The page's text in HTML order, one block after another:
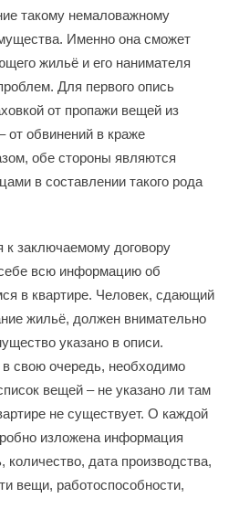
такому немаловажному
Именно она сможет
жильё и его нанимателя
Для первого опись
от пропажи вещей из
от обвинений в краже
обе стороны являются
в составлении такого рода
к заключаемому договору
всю информацию об
в квартире. Человек, сдающий
жильё, должен внимательно
указано в описи.
свою очередь, необходимо
вещей – не указано ли там
не существует. О каждой
изложена информация
дата производства,
вещи, работоспособности,